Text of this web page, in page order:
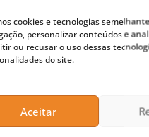
cookies e tecnologias
personalizar conteúdos e
ou recusar o uso dessas
do site.
Aceitar
escala e do nosso
FUD sendo
que estamos
de depósito. Isso